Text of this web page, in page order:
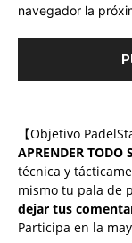
navegador la
【Objetivo
APRENDER TODO
técnica y
mismo tu pala de
dejar tus
Participa en la